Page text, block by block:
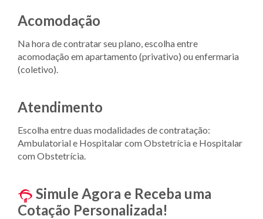
Acomodação
Na hora de contratar seu plano, escolha entre
acomodação em apartamento (privativo) ou enfermaria
(coletivo).
Atendimento
Escolha entre duas modalidades de contratação:
Ambulatorial e Hospitalar com Obstetrícia e Hospitalar
com Obstetrícia.
Simule Agora e Receba uma
Cotação Personalizada!